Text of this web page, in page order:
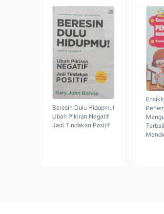
Beresin Dulu Hidupmu!
Ubah Pikiran Negatif
Jadi Tindakan Positif